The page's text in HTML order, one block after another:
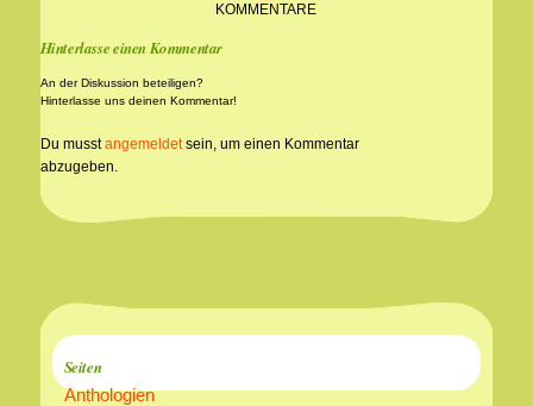
KOMMENTARE
Hinterlasse einen Kommentar
An der Diskussion beteiligen?
Hinterlasse uns deinen Kommentar!
Du musstangemeldetsein, um einen Kommentar
abzugeben.
Seiten
Anthologien